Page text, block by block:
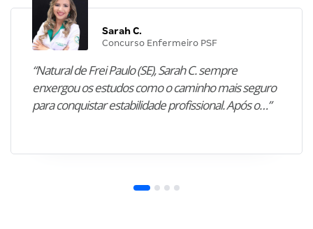
Sarah C.
Concurso Enfermeiro PSF
“Natural de Frei Paulo (SE), Sarah C. sempre
enxergou os estudos como o caminho mais seguro
para conquistar estabilidade profissional. Após o…”